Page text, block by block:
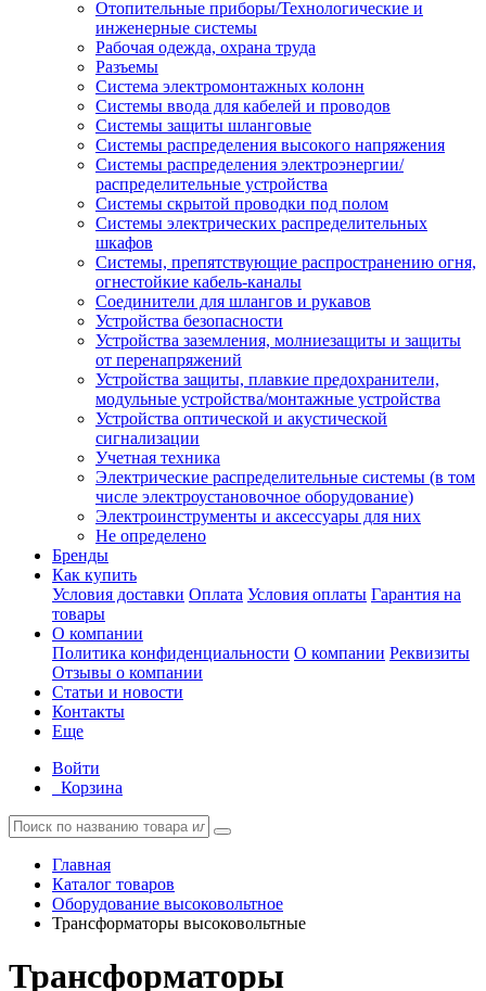
Отопительные приборы/Технологические и
инженерные системы
Рабочая одежда, охрана труда
Разъемы
Система электромонтажных колонн
Системы ввода для кабелей и проводов
Системы защиты шланговые
Системы распределения высокого напряжения
Системы распределения электроэнергии/
распределительные устройства
Системы скрытой проводки под полом
Системы электрических распределительных
шкафов
Системы, препятствующие распространению огня,
огнестойкие кабель-каналы
Соединители для шлангов и рукавов
Устройства безопасности
Устройства заземления, молниезащиты и защиты
от перенапряжений
Устройства защиты, плавкие предохранители,
модульные устройства/монтажные устройства
Устройства оптической и акустической
сигнализации
Учетная техника
Электрические распределительные системы (в том
числе электроустановочное оборудование)
Электроинструменты и аксессуары для них
Не определено
Бренды
Как купить
Условия доставки Оплата Условия оплаты Гарантия на
товары
О компании
Политика конфиденциальности О компании Реквизиты
Отзывы о компании
Статьи и новости
Контакты
Еще
Войти
Корзина
Главная
Каталог товаров
Оборудование высоковольтное
Трансформаторы высоковольтные
Трансформаторы